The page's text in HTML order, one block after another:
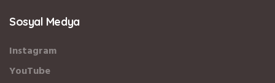
Sosyal Medya
Instagram
YouTube